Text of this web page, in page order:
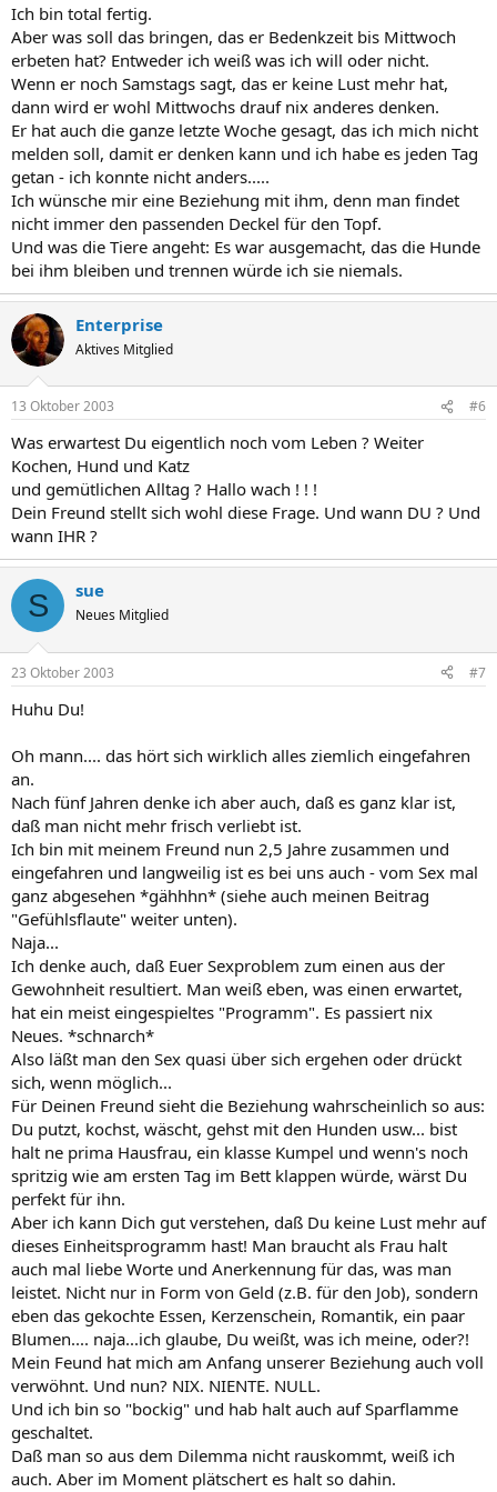
Ich bin total fertig.
Aber was soll das bringen, das er Bedenkzeit bis Mittwoch
erbeten hat? Entweder ich weiß was ich will oder nicht.
Wenn er noch Samstags sagt, das er keine Lust mehr hat,
dann wird er wohl Mittwochs drauf nix anderes denken.
Er hat auch die ganze letzte Woche gesagt, das ich mich nicht
melden soll, damit er denken kann und ich habe es jeden Tag
getan - ich konnte nicht anders.....
Ich wünsche mir eine Beziehung mit ihm, denn man findet
nicht immer den passenden Deckel für den Topf.
Und was die Tiere angeht: Es war ausgemacht, das die Hunde
bei ihm bleiben und trennen würde ich sie niemals.
Enterprise
Aktives Mitglied
13 Oktober 2003 #6
Was erwartest Du eigentlich noch vom Leben ? Weiter
Kochen, Hund und Katz
und gemütlichen Alltag ? Hallo wach ! ! !
Dein Freund stellt sich wohl diese Frage. Und wann DU ? Und
wann IHR ?
S sue
Neues Mitglied
23 Oktober 2003 #7
Huhu Du!
Oh mann.... das hört sich wirklich alles ziemlich eingefahren
an.
Nach fünf Jahren denke ich aber auch, daß es ganz klar ist,
daß man nicht mehr frisch verliebt ist.
Ich bin mit meinem Freund nun 2,5 Jahre zusammen und
eingefahren und langweilig ist es bei uns auch - vom Sex mal
ganz abgesehen *gähhhn* (siehe auch meinen Beitrag
"Gefühlsflaute" weiter unten).
Naja...
Ich denke auch, daß Euer Sexproblem zum einen aus der
Gewohnheit resultiert. Man weiß eben, was einen erwartet,
hat ein meist eingespieltes "Programm". Es passiert nix
Neues. *schnarch*
Also läßt man den Sex quasi über sich ergehen oder drückt
sich, wenn möglich...
Für Deinen Freund sieht die Beziehung wahrscheinlich so aus:
Du putzt, kochst, wäscht, gehst mit den Hunden usw... bist
halt ne prima Hausfrau, ein klasse Kumpel und wenn's noch
spritzig wie am ersten Tag im Bett klappen würde, wärst Du
perfekt für ihn.
Aber ich kann Dich gut verstehen, daß Du keine Lust mehr auf
dieses Einheitsprogramm hast! Man braucht als Frau halt
auch mal liebe Worte und Anerkennung für das, was man
leistet. Nicht nur in Form von Geld (z.B. für den Job), sondern
eben das gekochte Essen, Kerzenschein, Romantik, ein paar
Blumen.... naja...ich glaube, Du weißt, was ich meine, oder?!
Mein Feund hat mich am Anfang unserer Beziehung auch voll
verwöhnt. Und nun? NIX. NIENTE. NULL.
Und ich bin so "bockig" und hab halt auch auf Sparflamme
geschaltet.
Daß man so aus dem Dilemma nicht rauskommt, weiß ich
auch. Aber im Moment plätschert es halt so dahin.